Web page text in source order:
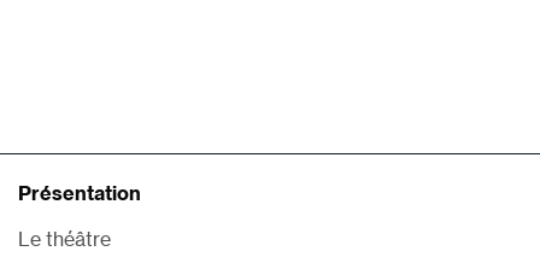
Présentation
Le théâtre